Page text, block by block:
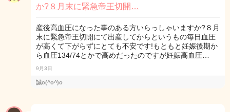
か?８月末に緊急帝王切開…
産後高血圧になった事のある方いらっしゃいますか?８月
末に緊急帝王切開にて出産してからというもの毎日血圧
が高くて下がらずにとても不安です!もともと妊娠後期か
ら血圧134/74とかで高めだったのですが妊娠高血圧…
9月3日
誠o(^o^)o